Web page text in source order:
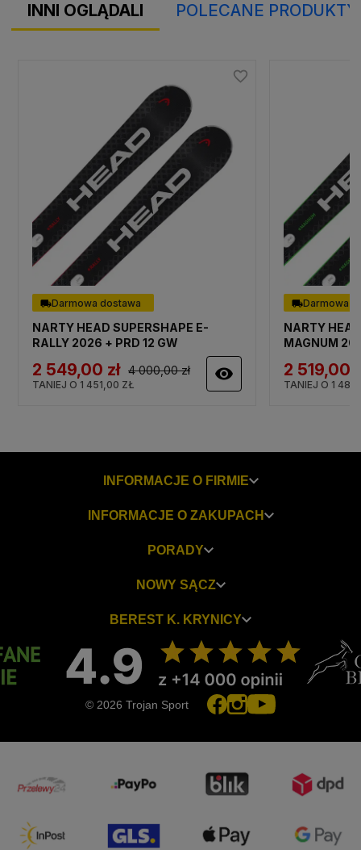
INNI OGLĄDALI POLECANE PRODUKTY
Darmowa dostawa
NARTY HEAD SUPERSHAPE E-
RALLY 2026 + PRD 12 GW
2 549,00 zł 4 000,00 zł
TANIEJ O 1 451,00 ZŁ
visibility
favorite_border
Darmowa
NARTY
MAGNUM
2 519,00
TANIEJ O 1
INFORMACJE O FIRMIE
INFORMACJE O ZAKUPACH
PORADY
NOWY SĄCZ
BEREST K. KRYNICY
© 2026 Trojan Sport